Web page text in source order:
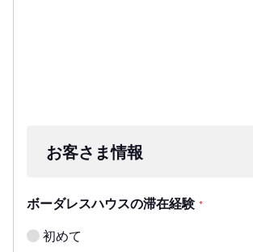
お客さま情報
ボーダレスハウスの滞在経験 *
初めて